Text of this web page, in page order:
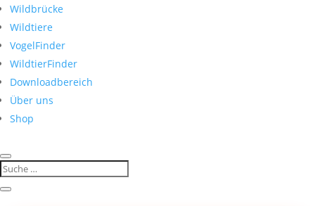
Wildbrücke
Wildtiere
VogelFinder
WildtierFinder
Downloadbereich
Über uns
Shop